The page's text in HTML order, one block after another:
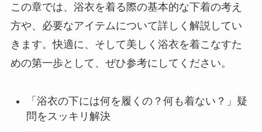
この章では、浴衣を着る際の基本的な下着の考え
方や、必要なアイテムについて詳しく解説してい
きます。快適に、そして美しく浴衣を着こなすた
めの第一歩として、ぜひ参考にしてください。
「浴衣の下には何を履くの？何も着ない？」疑
問をスッキリ解決